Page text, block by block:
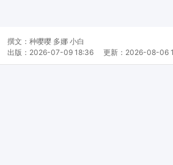
撰文： 种嘤嘤 多娜 小白
出版： 2026-07-09 18:36 更新： 2026-08-06